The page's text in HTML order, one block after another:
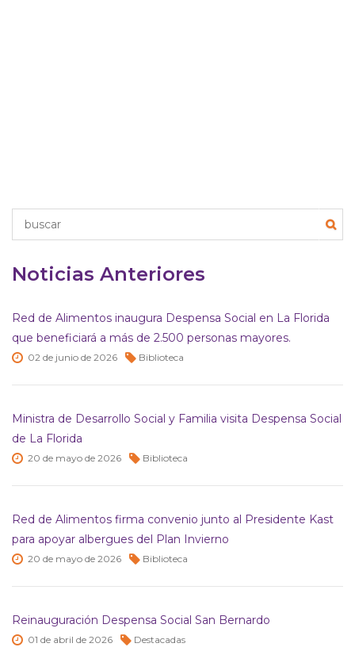
Noticias Anteriores
Red de Alimentos inaugura Despensa Social en La Florida
que beneficiará a más de 2.500 personas mayores.
02 de junio de 2026 Biblioteca
Ministra de Desarrollo Social y Familia visita Despensa Social
de La Florida
20 de mayo de 2026 Biblioteca
Red de Alimentos firma convenio junto al Presidente Kast
para apoyar albergues del Plan Invierno
20 de mayo de 2026 Biblioteca
Reinauguración Despensa Social San Bernardo
01 de abril de 2026 Destacadas